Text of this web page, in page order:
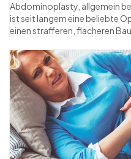
Abdominoplasty, allgemein
ist seit langem eine beliebte
einen strafferen, flacheren